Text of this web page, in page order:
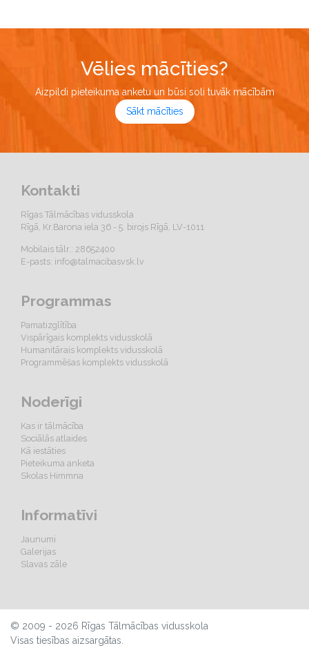
Vēlies mācīties?
Aizpildi pieteikuma anketu un būsi soli tuvāk mācībām
Sākt mācīties
Kontakti
Rīgas Tālmācības vidusskola
Rīgā, Kr.Barona iela 36 - 5. birojs Rīgā, LV-1011
Mobilais tālr.: 28652400
E-pasts: info@talmacibasvsk.lv
Programmas
Pamatizglītība
Vispārīgais komplekts vidusskolā
Humanitārais komplekts vidusskolā
Programmēšas komplekts vidusskolā
Noderīgi
Kas ir tālmācība
Sociālās atlaides
Kā iestāties
Pieteikuma anketa
Skolas Himmna
Informatīvi
Jaunumi
Galerijas
Slavas zāle
© 2009 - 2026 Rīgas Tālmācības vidusskola
Visas tiesības aizsargātas.